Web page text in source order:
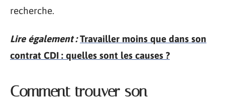
recherche.
Lire également : Travailler moins que dans son
contrat CDI : quelles sont les causes ?
Comment trouver son